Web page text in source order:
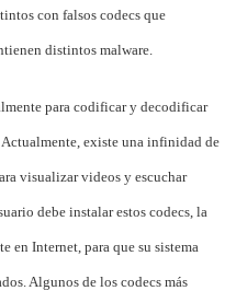
con falsos codecs que
distintos malware.
para codificar y decodificar
existe una infinidad de
visualizar videos y escuchar
debe instalar estos codecs, la
en Internet, para que su sistema
Algunos de los codecs más